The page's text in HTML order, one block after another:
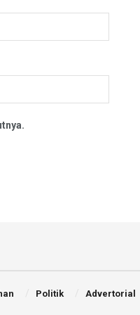
Politik
Advertorial